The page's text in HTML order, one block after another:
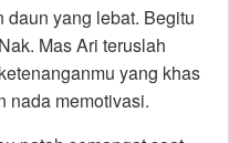
yang lebat. Begitu
Mas Ari teruslah
yang khas
nada memotivasi.